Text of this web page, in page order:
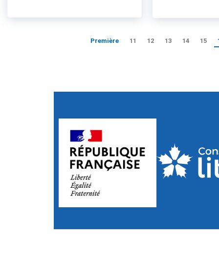
Première 11 12 13 14 15